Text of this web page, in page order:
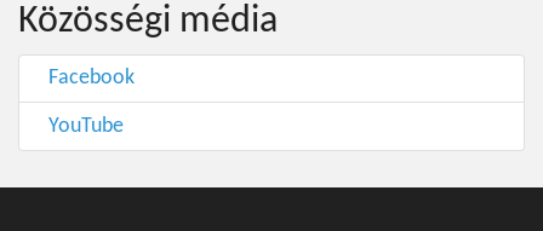
Közösségi média
Facebook
YouTube